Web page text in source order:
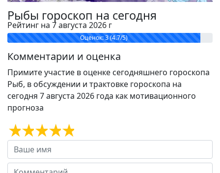
Рыбы гороскоп на сегодня
Рейтинг на 7 августа 2026 г
Оценок: 3 (4.7/5)
Комментарии и оценка
Примите участие в оценке сегодняшнего гороскопа
Рыб, в обсуждении и трактовке гороскопа на
сегодня 7 августа 2026 года как мотивационного
прогноза